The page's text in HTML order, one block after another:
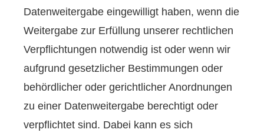
Datenweitergabe eingewilligt haben, wenn die
Weitergabe zur Erfüllung unserer rechtlichen
Verpflichtungen notwendig ist oder wenn wir
aufgrund gesetzlicher Bestimmungen oder
behördlicher oder gerichtlicher Anordnungen
zu einer Datenweitergabe berechtigt oder
verpflichtet sind. Dabei kann es sich